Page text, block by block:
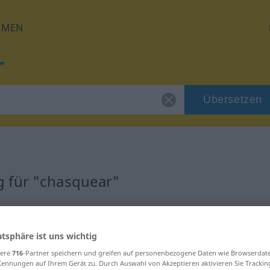
Übersetzen
für "chasquear"
ist uns wichtig
716-Partner speichern und greifen auf personenbezogene Daten wie
auf Ihrem Gerät zu. Durch Auswahl von Akzeptieren aktivieren Sie